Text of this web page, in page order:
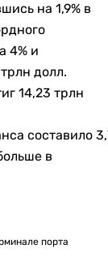
на 1,9% в
4% и
долл.
14,23 трлн
составило
в
порта